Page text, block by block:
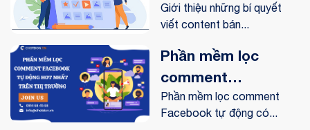
online trên
Facebook
Giới thiệu những bí quyết
viết content bán...
Phần mềm lọc
comment
Facebook tự động
hot nhất trên thị
Phần mềm lọc comment
Facebook tự động có...